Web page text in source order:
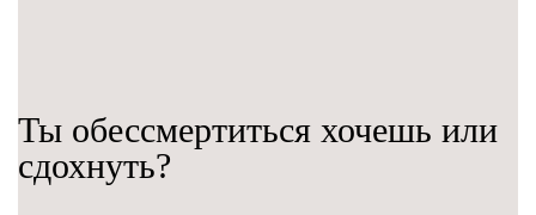
Ты обессмертиться хочешь или
сдохнуть?